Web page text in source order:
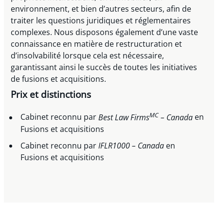
environnement, et bien d’autres secteurs, afin de
traiter les questions juridiques et réglementaires
complexes. Nous disposons également d’une vaste
connaissance en matière de restructuration et
d’insolvabilité lorsque cela est nécessaire,
garantissant ainsi le succès de toutes les initiatives
de fusions et acquisitions.
Prix et distinctions
Cabinet reconnu parBest Law FirmsMC – Canada en
Fusions et acquisitions
Cabinet reconnu parIFLR1000– Canada en
Fusions et acquisitions